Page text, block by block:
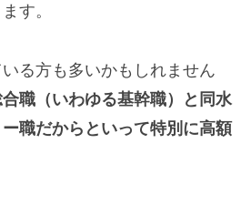
す。
る方も多いかもしれません
職（いわゆる基幹職）と同水
職だからといって特別に高額